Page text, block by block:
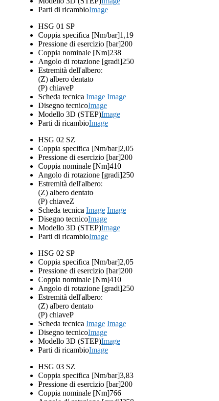
Parti di ricambioImage
HSG 01 SP
Coppia specifica [Nm/bar]1,19
Pressione di esercizio [bar]200
Coppia nominale [Nm]238
Angolo di rotazione [gradi]250
Estremità dell'albero:
(Z) albero dentato
(P) chiaveP
Scheda tecnica Image Image
Disegno tecnicoImage
Modello 3D (STEP)Image
Parti di ricambioImage
HSG 02 SZ
Coppia specifica [Nm/bar]2,05
Pressione di esercizio [bar]200
Coppia nominale [Nm]410
Angolo di rotazione [gradi]250
Estremità dell'albero:
(Z) albero dentato
(P) chiaveZ
Scheda tecnica Image Image
Disegno tecnicoImage
Modello 3D (STEP)Image
Parti di ricambioImage
HSG 02 SP
Coppia specifica [Nm/bar]2,05
Pressione di esercizio [bar]200
Coppia nominale [Nm]410
Angolo di rotazione [gradi]250
Estremità dell'albero:
(Z) albero dentato
(P) chiaveP
Scheda tecnica Image Image
Disegno tecnicoImage
Modello 3D (STEP)Image
Parti di ricambioImage
HSG 03 SZ
Coppia specifica [Nm/bar]3,83
Pressione di esercizio [bar]200
Coppia nominale [Nm]766